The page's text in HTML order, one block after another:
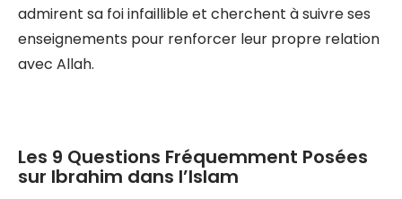
admirent sa foi infaillible et cherchent à suivre ses
enseignements pour renforcer leur propre relation
avec Allah.
Les 9 Questions Fréquemment Posées
sur Ibrahim dans l’Islam